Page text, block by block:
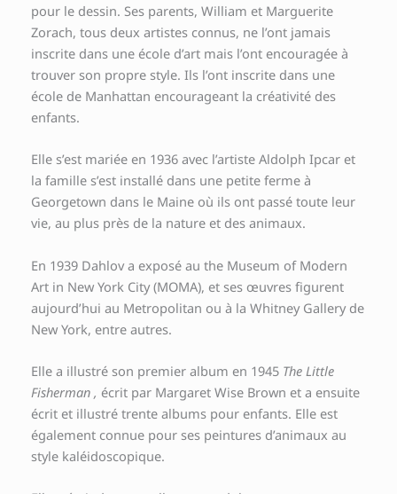
pour le dessin. Ses parents, William et Marguerite
Zorach, tous deux artistes connus, ne l’ont jamais
inscrite dans une école d’art mais l’ont encouragée à
trouver son propre style. Ils l’ont inscrite dans une
école de Manhattan encourageant la créativité des
enfants.
Elle s’est mariée en 1936 avec l’artiste Aldolph Ipcar et
la famille s’est installé dans une petite ferme à
Georgetown dans le Maine où ils ont passé toute leur
vie, au plus près de la nature et des animaux.
En 1939 Dahlov a exposé au the Museum of Modern
Art in New York City (MOMA), et ses œuvres figurent
aujourd’hui au Metropolitan ou à la Whitney Gallery de
New York, entre autres.
Elle a illustré son premier album en 1945 The Little
Fisherman , écrit par Margaret Wise Brown et a ensuite
écrit et illustré trente albums pour enfants. Elle est
également connue pour ses peintures d’animaux au
style kaléidoscopique.